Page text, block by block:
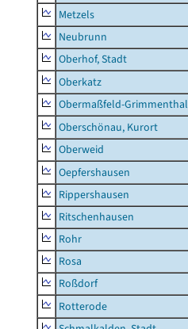
Metzels
Neubrunn
Oberhof, Stadt
Oberkatz
Obermaßfeld-Grimmenthal
Oberschönau, Kurort
Oberweid
Oepfershausen
Rippershausen
Ritschenhausen
Rohr
Rosa
Roßdorf
Rotterode